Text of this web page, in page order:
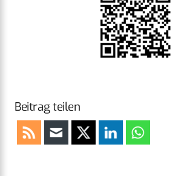
Beitrag teilen